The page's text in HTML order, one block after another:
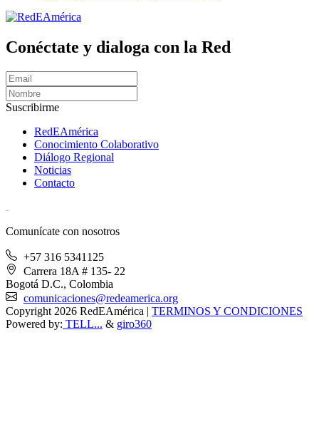
Conéctate y dialoga con la Red
Suscribirme
RedEAmérica
Conocimiento Colaborativo
Diálogo Regional
Noticias
Contacto
Comunícate con nosotros
+57 316 5341125
Carrera 18A # 135- 22
Bogotá D.C., Colombia
comunicaciones@redeamerica.org
Copyright 2026 RedEAmérica | TERMINOS Y CONDICIONES
Powered by: TELL... & giro360